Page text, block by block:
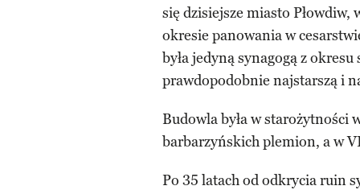
się dzisiejsze miasto
okresie panowania w
była jedyną synagogą z
prawdopodobnie najstarszą i
Budowla była w starożytności
barbarzyńskich plemion, a w
Po 35 latach od odkrycia ruin